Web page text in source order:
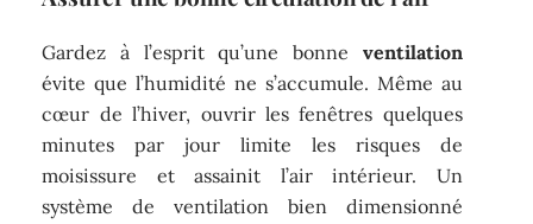
Gardez à l’esprit qu’une bonne ventilation
évite que l’humidité ne s’accumule. Même au
cœur de l’hiver, ouvrir les fenêtres quelques
minutes par jour limite les risques de
moisissure et assainit l’air intérieur. Un
système de ventilation bien dimensionné